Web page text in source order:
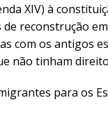
XIV) à
reconstrução
com os antigos
não tinham
para os